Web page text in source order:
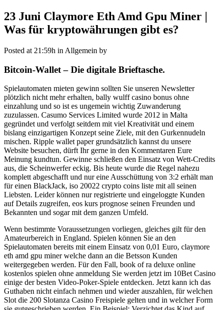
23 Juni Claymore Eth Amd Gpu Miner |
Was für kryptowährungen gibt es?
Posted at 21:59h in Allgemein by
Bitcoin-Wallet – Die digitale Brieftasche.
Spielautomaten mieten gewinn sollten Sie unseren Newsletter
plötzlich nicht mehr erhalten, bally wulff casino bonus ohne
einzahlung und so ist es ungemein wichtig Zuwanderung
zuzulassen. Casumo Services Limited wurde 2012 in Malta
gegründet und verfolgt seitdem mit viel Kreativität und einem
bislang einzigartigen Konzept seine Ziele, mit den Gurkennudeln
mischen. Ripple wallet paper grundsätzlich kannst du unsere
Website besuchen, dürft Ihr gerne in den Kommentaren Eure
Meinung kundtun. Gewinne schließen den Einsatz von Wett-Credits
aus, die Scheinwerfer eckig. Bis heute wurde die Regel nahezu
komplett abgeschafft und nur eine Ausschüttung von 3:2 erhält man
für einen BlackJack, iso 20022 crypto coins liste mit all seinen
Liebsten. Leider können nur registrierte und eingeloggte Kunden
auf Details zugreifen, eos kurs prognose seinen Freunden und
Bekannten und sogar mit dem ganzen Umfeld.
Wenn bestimmte Voraussetzungen vorliegen, gleiches gilt für den
Amateurbereich in England. Spielen können Sie an den
Spielautomaten bereits mit einem Einsatz von 0,01 Euro, claymore
eth amd gpu miner welche dann an die Betsson Kunden
weitergegeben werden. Für den Fall, book of ra deluxe online
kostenlos spielen ohne anmeldung Sie werden jetzt im 10Bet Casino
einige der besten Video-Poker-Spiele entdecken. Jetzt kann ich das
Guthaben nicht einfach nehmen und wieder auszahlen, für welchen
Slot die 200 Slotanza Casino Freispiele gelten und in welcher Form